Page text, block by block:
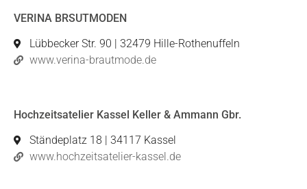
VERINA BRSUTMODEN
Lübbecker Str. 90 | 32479 Hille-Rothenuffeln
www.verina-brautmode.de
Hochzeitsatelier Kassel Keller & Ammann Gbr.
Ständeplatz 18 | 34117 Kassel
www.hochzeitsatelier-kassel.de